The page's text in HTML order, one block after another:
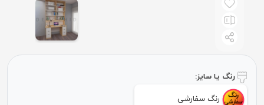
رنگ یا سایز:
رنگ سفارشی